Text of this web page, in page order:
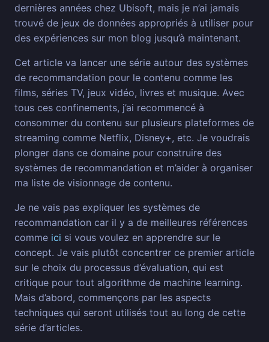
dernières années chez Ubisoft, mais je n’ai jamais
trouvé de jeux de données appropriés à utiliser pour
des expériences sur mon blog jusqu’à maintenant.
Cet article va lancer une série autour des systèmes
de recommandation pour le contenu comme les
films, séries TV, jeux vidéo, livres et musique. Avec
tous ces confinements, j’ai recommencé à
consommer du contenu sur plusieurs plateformes de
streaming comme Netflix, Disney+, etc. Je voudrais
plonger dans ce domaine pour construire des
systèmes de recommandation et m’aider à organiser
ma liste de visionnage de contenu.
Je ne vais pas expliquer les systèmes de
recommandation car il y a de meilleures références
comme ici si vous voulez en apprendre sur le
concept. Je vais plutôt concentrer ce premier article
sur le choix du processus d’évaluation, qui est
critique pour tout algorithme de machine learning.
Mais d’abord, commençons par les aspects
techniques qui seront utilisés tout au long de cette
série d’articles.